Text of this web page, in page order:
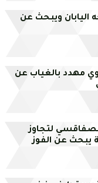
اليابان ويبحث عن
مهدد بالغياب عن
الصفاقسي لتجاوز
يبحث عن الفوز